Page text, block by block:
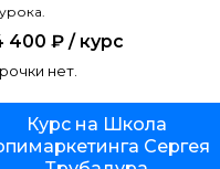
400 ₽ / курс
нет.
Курс на Школа
Сергея